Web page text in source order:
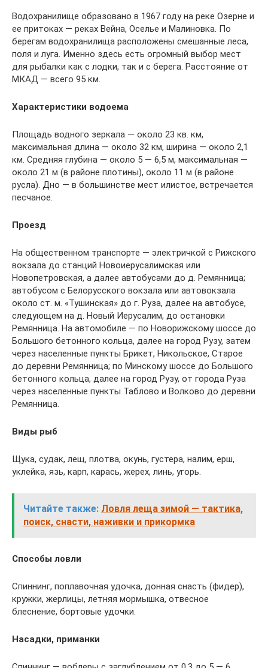
Водохранилище образовано в 1967 году на реке Озерне и
ее притоках — реках Вейна, Оселье и Малиновка. По
берегам водохранилища расположены смешанные леса,
поля и луга. Именно здесь есть огромный выбор мест
для рыбалки как с лодки, так и с берега. Расстояние от
МКАД — всего 95 км.
Характеристики водоема
Площадь водного зеркала — около 23 кв. км,
максимальная длина — около 32 км, ширина — около 2,1
км. Средняя глубина — около 5 — 6,5 м, максимальная —
около 21 м (в районе плотины), около 11 м (в районе
русла). Дно — в большинстве мест илистое, встречается
песчаное.
Проезд
На общественном транспорте — электричкой с Рижского
вокзала до станций Новоиерусалимская или
Новопетровская, а далее автобусами до д. Ремянница;
автобусом с Белорусского вокзала или автовокзала
около ст. м. «Тушинская» до г. Руза, далее на автобусе,
следующем на д. Новый Иерусалим, до остановки
Ремянница. На автомобиле — по Новорижскому шоссе до
Большого бетонного кольца, далее на город Рузу, затем
через населенные пункты Брикет, Никольское, Старое
до деревни Ремянница; по Минскому шоссе до Большого
бетонного кольца, далее на город Рузу, от города Руза
через населенные пункты Таблово и Волково до деревни
Ремянница.
Виды рыб
Щука, судак, лещ, плотва, окунь, густера, налим, ерш,
уклейка, язь, карп, карась, жерех, линь, угорь.
Читайте также: Ловля леща зимой — тактика,
поиск, снасти, наживки и прикормка
Способы ловли
Спиннинг, поплавочная удочка, донная снасть (фидер),
кружки, жерлицы, летняя мормышка, отвесное
блеснение, бортовые удочки.
Насадки, приманки